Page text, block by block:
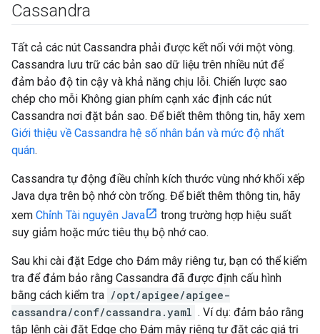
Cassandra
Tất cả các nút Cassandra phải được kết nối với một vòng.
Cassandra lưu trữ các bản sao dữ liệu trên nhiều nút để
đảm bảo độ tin cậy và khả năng chịu lỗi. Chiến lược sao
chép cho mỗi Không gian phím cạnh xác định các nút
Cassandra nơi đặt bản sao. Để biết thêm thông tin, hãy xem
Giới thiệu về Cassandra hệ số nhân bản và mức độ nhất
quán.
Cassandra tự động điều chỉnh kích thước vùng nhớ khối xếp
Java dựa trên bộ nhớ còn trống. Để biết thêm thông tin, hãy
xem Chỉnh Tài nguyên Java
trong trường hợp hiệu suất
suy giảm hoặc mức tiêu thụ bộ nhớ cao.
Sau khi cài đặt Edge cho Đám mây riêng tư, bạn có thể kiểm
tra để đảm bảo rằng Cassandra đã được định cấu hình
bằng cách kiểm tra /opt/apigee/apigee-
cassandra/conf/cassandra.yaml . Ví dụ: đảm bảo rằng
tập lệnh cài đặt Edge cho Đám mây riêng tư đặt các giá trị